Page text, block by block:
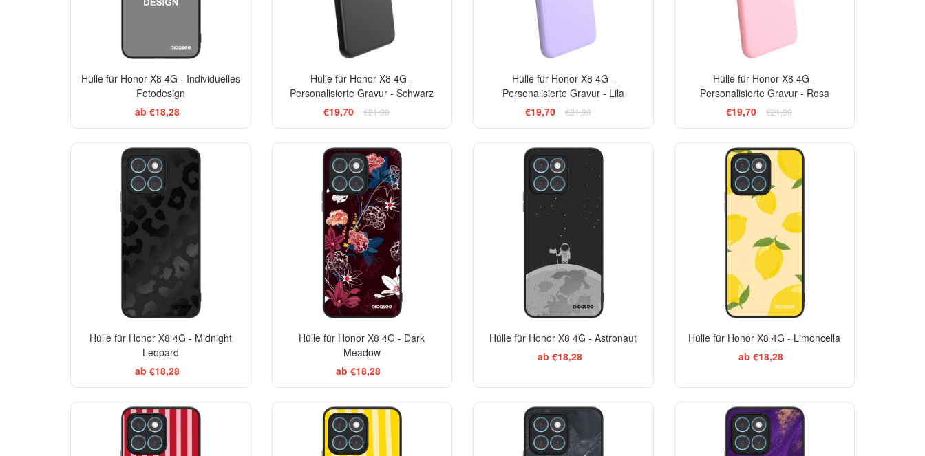
Hülle für Honor X8 4G - Individuelles
Fotodesign
ab €18,28
Hülle für Honor X8 4G -
Personalisierte Gravur - Schwarz
€19,70
€21,90
Hülle für Honor X8 4G -
Personalisierte Gravur - Lila
€19,70
€21,90
Hülle für Honor X8 4G -
Personalisierte Gravur - Rosa
€19,70
€21,90
Hülle für Honor X8 4G - Midnight
Leopard
ab €18,28
Hülle für Honor X8 4G - Dark
Meadow
ab €18,28
Hülle für Honor X8 4G - Astronaut
ab €18,28
BESTSELLER
Hülle für Honor X8 4G - Limoncella
ab €18,28
BESTSELLER